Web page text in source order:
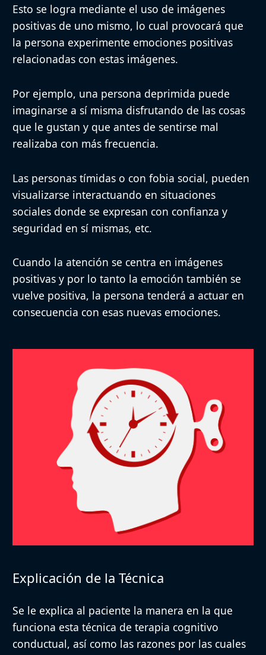
Esto se logra mediante el uso de imágenes
positivas de uno mismo, lo cual provocará que
la persona experimente emociones positivas
relacionadas con estas imágenes.
Por ejemplo, una persona deprimida puede
imaginarse a sí misma disfrutando de las cosas
que le gustan y que antes de sentirse mal
realizaba con más frecuencia.
Las personas tímidas o con fobia social, pueden
visualizarse interactuando en situaciones
sociales donde se expresan con confianza y
seguridad en sí mismas, etc.
Cuando la atención se centra en imágenes
positivas y por lo tanto la emoción también se
vuelve positiva, la persona tenderá a actuar en
consecuencia con esas nuevas emociones.
Explicación de la Técnica
Se le explica al paciente la manera en la que
funciona esta técnica de terapia cognitivo
conductual, así como las razones por las cuales